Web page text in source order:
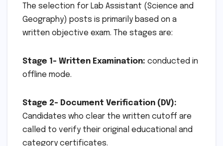
The selection for Lab Assistant (Science and
Geography) posts is primarily based on a
written objective exam. The stages are:
Stage 1- Written Examination: conducted in
offline mode.
Stage 2- Document Verification (DV):
Candidates who clear the written cutoff are
called to verify their original educational and
category certificates.